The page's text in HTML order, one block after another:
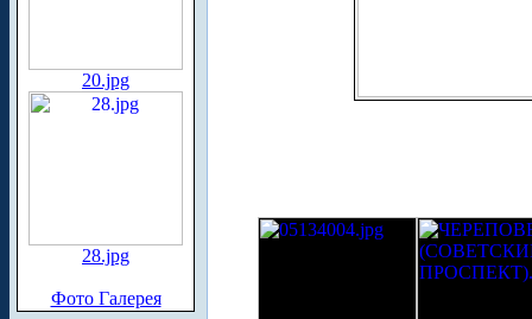
20.jpg
28.jpg
Фото Галерея